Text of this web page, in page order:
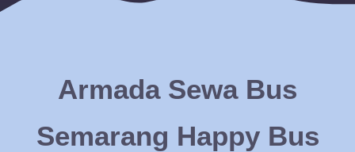
Armada Sewa Bus
Semarang Happy Bus